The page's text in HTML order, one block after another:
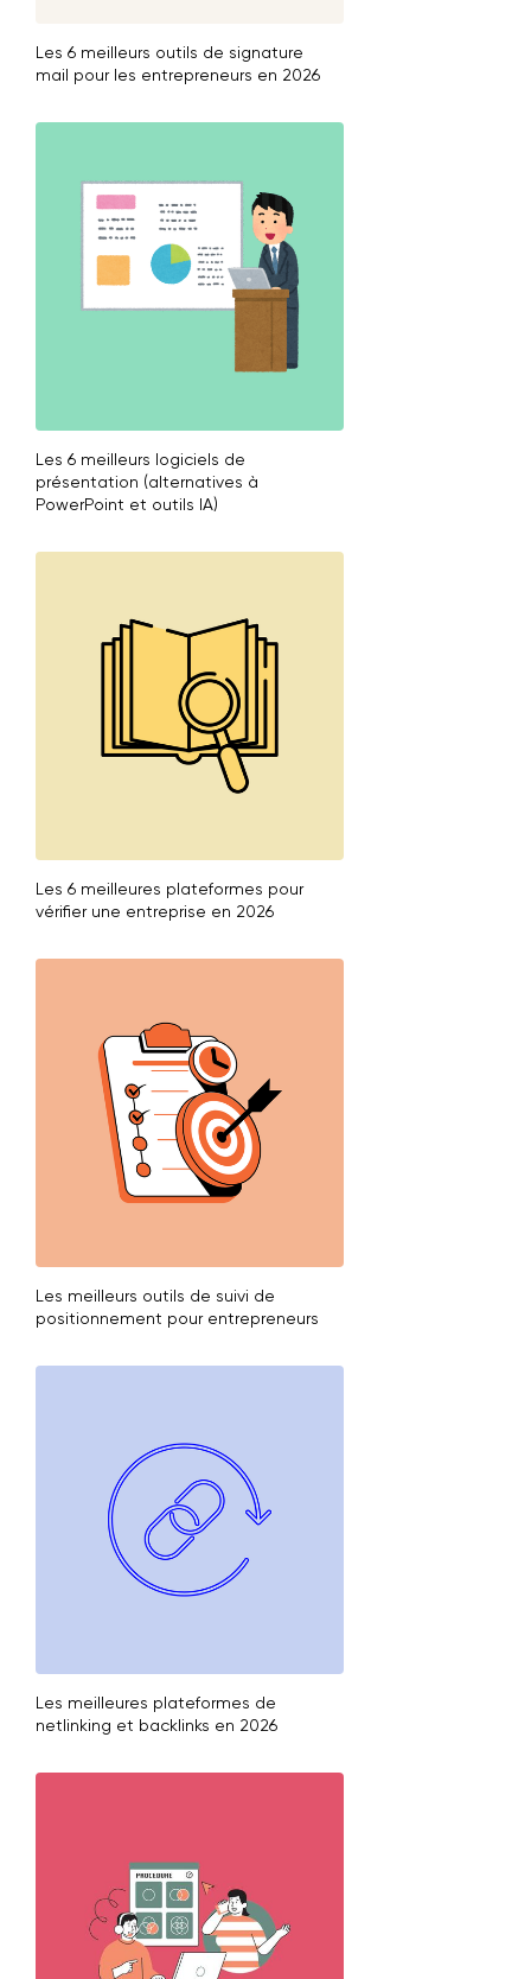
Les 6 meilleurs outils de signature
mail pour les entrepreneurs en 2026
Les 6 meilleurs logiciels de
présentation (alternatives à
PowerPoint et outils IA)
Les 6 meilleures plateformes pour
vérifier une entreprise en 2026
Les meilleurs outils de suivi de
positionnement pour entrepreneurs
Les meilleures plateformes de
netlinking et backlinks en 2026